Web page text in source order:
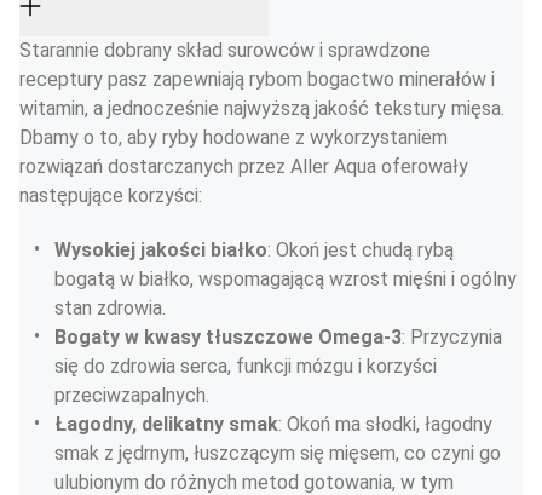
Starannie dobrany skład surowców i sprawdzone
receptury pasz zapewniają rybom bogactwo minerałów i
witamin, a jednocześnie najwyższą jakość tekstury mięsa.
Dbamy o to, aby ryby hodowane z wykorzystaniem
rozwiązań dostarczanych przez Aller Aqua oferowały
następujące korzyści:
Wysokiej jakości białko: Okoń jest chudą rybą
bogatą w białko, wspomagającą wzrost mięśni i ogólny
stan zdrowia.
Bogaty w kwasy tłuszczowe Omega-3: Przyczynia
się do zdrowia serca, funkcji mózgu i korzyści
przeciwzapalnych.
Łagodny, delikatny smak: Okoń ma słodki, łagodny
smak z jędrnym, łuszczącym się mięsem, co czyni go
ulubionym do różnych metod gotowania, w tym